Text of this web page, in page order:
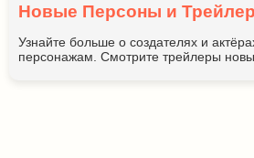
Новые Персоны и
Узнайте больше о создателях и
персонажам. Смотрите трейлеры